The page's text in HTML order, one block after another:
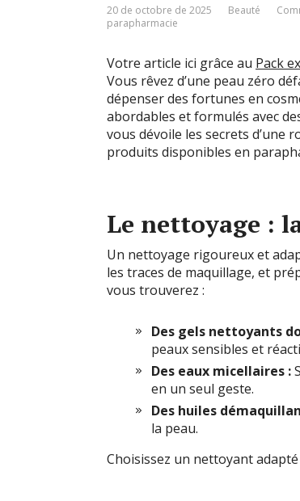
20 de octobre de 2025 Beauté
parapharmacie
Votre article ici grâce au Pack
Vous rêvez d’une peau zéro
dépenser des fortunes en
abordables et formulés avec
vous dévoile les secrets d’une
produits disponibles en
Le nettoyage :
Un nettoyage rigoureux et
les traces de maquillage, et
vous trouverez :
Des gels nettoyants
peaux sensibles et
Des eaux micellaires :
en un seul geste.
Des huiles
la peau.
Choisissez un nettoyant